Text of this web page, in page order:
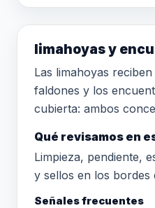
limahoyas y
Las limahoyas
faldones y los
cubierta: ambos
Qué revisamos en
Limpieza, pendiente,
y sellos en los bordes
Señales frecuentes